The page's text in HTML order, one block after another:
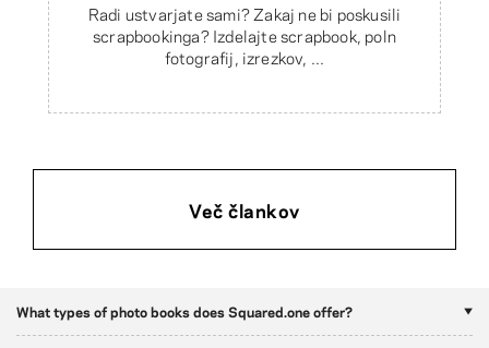
Radi ustvarjate sami? Zakaj ne bi poskusili
scrapbookinga? Izdelajte scrapbook, poln
fotografij, izrezkov, ...
Več člankov
What types of photo books does Squared.one offer?